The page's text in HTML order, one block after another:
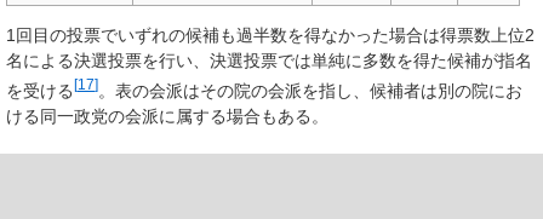
1回目の投票でいずれの候補も過半数を得なかった場合は得票数上位2
名による決選投票を行い、決選投票では単純に多数を得た候補が指名
を受ける[17]。表の会派はその院の会派を指し、候補者は別の院にお
ける同一政党の会派に属する場合もある。